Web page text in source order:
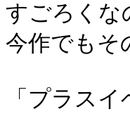
すごろくな
今作でもそ
「プラス